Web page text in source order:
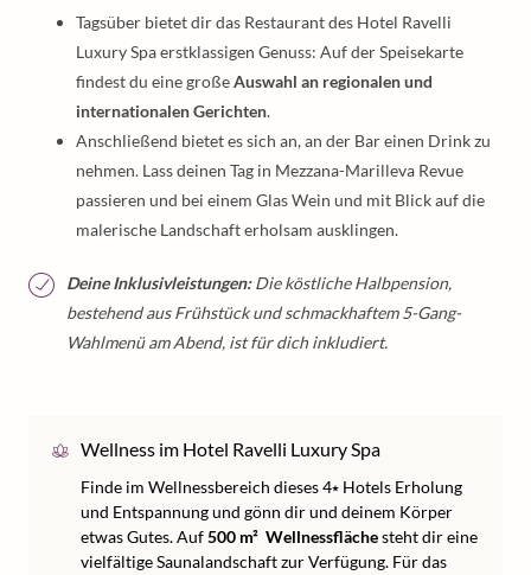
Tagsüber bietet dir das Restaurant des Hotel Ravelli
Luxury Spa erstklassigen Genuss: Auf der Speisekarte
findest du eine großeAuswahl an regionalen und
internationalen Gerichten.
Anschließend bietet es sich an, an der Bar einen Drink zu
nehmen. Lass deinen Tag in Mezzana-Marilleva Revue
passieren und bei einem Glas Wein und mit Blick auf die
malerische Landschaft erholsam ausklingen.
Deine Inklusivleistungen:Die köstliche Halbpension,
bestehend aus Frühstück und schmackhaftem 5-Gang-
Wahlmenü am Abend, ist für dich inkludiert.
Wellness im Hotel Ravelli Luxury Spa
Finde im Wellnessbereich dieses 4⭑ Hotels Erholung
und Entspannung und gönn dir und deinem Körper
etwas Gutes. Auf500 m² Wellnessflächesteht dir eine
vielfältige Saunalandschaft zur Verfügung. Für das